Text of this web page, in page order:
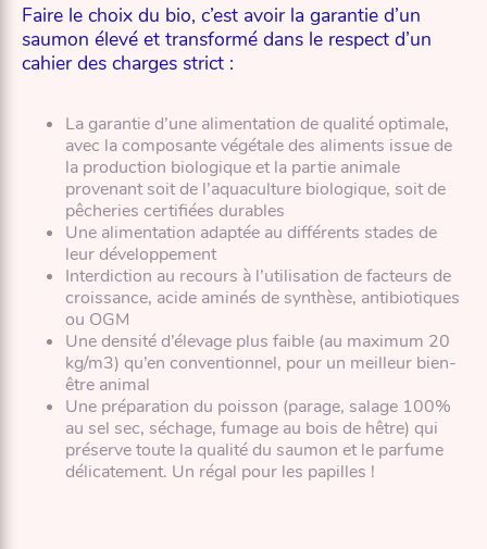
Faire le choix du bio, c’est avoir la garantie d’un
saumon élevé et transformé dans le respect d’un
cahier des charges strict :
La garantie d’une alimentation de qualité optimale,
avec la composante végétale des aliments issue de
la production biologique et la partie animale
provenant soit de l’aquaculture biologique, soit de
pêcheries certifiées durables
Une alimentation adaptée au différents stades de
leur développement
Interdiction au recours à l’utilisation de facteurs de
croissance, acide aminés de synthèse, antibiotiques
ou OGM
Une densité d’élevage plus faible (au maximum 20
kg/m3) qu’en conventionnel, pour un meilleur bien-
être animal
Une préparation du poisson (parage, salage 100%
au sel sec, séchage, fumage au bois de hêtre) qui
préserve toute la qualité du saumon et le parfume
délicatement. Un régal pour les papilles !